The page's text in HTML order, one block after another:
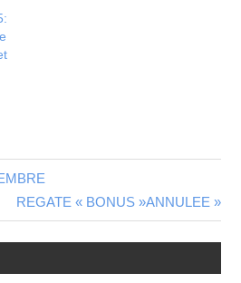
REGATE « BONUS »ANNULEE